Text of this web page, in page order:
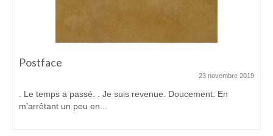
Postface
23 novembre 2019
. Le temps a passé. . Je suis revenue. Doucement. En
m’arrêtant un peu en...